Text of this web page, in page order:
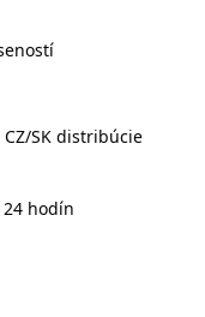
SK distribúcie
hodín